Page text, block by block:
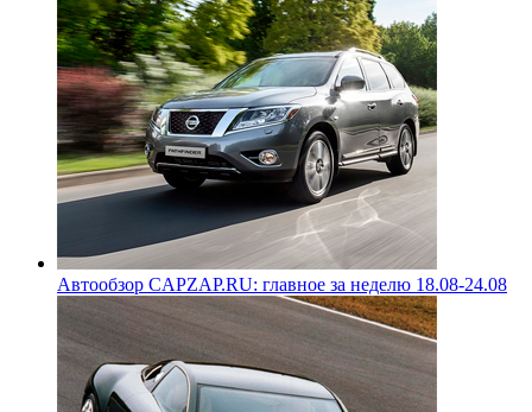
Автообзор CAPZAP.RU: главное за неделю 18.08-24.08